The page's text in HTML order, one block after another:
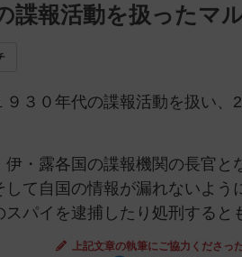
諜報活動を扱ったマ
３０年代の諜報活動を扱い、
伊・露各国の諜報機関の長官
て自国の情報が漏れないよう
パイを逮捕したり処刑すると
上記文章の執筆にご協力くださっ